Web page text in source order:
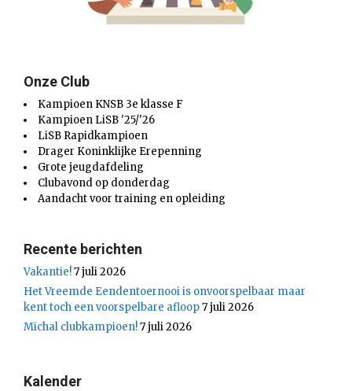
Onze Club
Kampioen KNSB 3e klasse F
Kampioen LiSB '25/'26
LiSB Rapidkampioen
Drager Koninklijke Erepenning
Grote jeugdafdeling
Clubavond op donderdag
Aandacht voor training en opleiding
Recente berichten
Vakantie!7 juli 2026
Het Vreemde Eendentoernooi is onvoorspelbaar maar
kent toch een voorspelbare afloop7 juli 2026
Michal clubkampioen!7 juli 2026
Kalender